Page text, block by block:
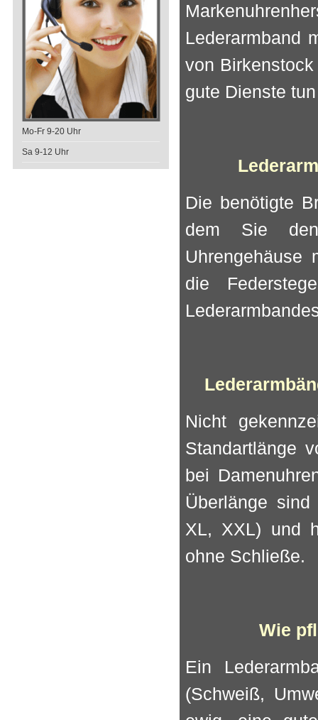
Lederarmband
von
gute Dienste
Die benötigte
dem Sie
Uhrengehäuse
die
Nicht
Standartlänge
bei
Überlänge
XL, XXL) und
ohne Schließe.
Wie
Ein
(Schweiß,
Mo-Fr 9-20 Uhr
Sa 9-12 Uhr